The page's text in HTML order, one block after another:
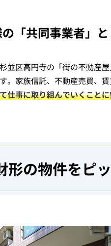
「共同事業者」
並区高円寺の「街の不動産
。家族信託、不動産売買、
仕事に取り組んでいくこと
形の物件をピ